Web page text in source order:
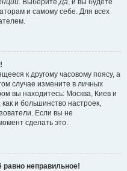
. ВыберитеДа, и вы будете
и самому себе. Для всех
к другому часовому поясу, а
случае измените в личных
вы находитесь: Москва, Киев и
и большинство настроек,
Если вы не
сделать это.
равно неправильное!